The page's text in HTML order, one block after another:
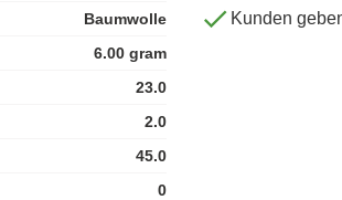
Baumwolle
6.00 gram
23.0
2.0
45.0
0
Kunden